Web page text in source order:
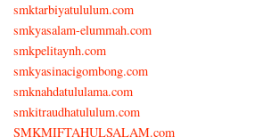
smktarbiyatululum.com
smkyasalam-elummah.com
smkpelitaynh.com
smkyasinacigombong.com
smknahdatululama.com
smkitraudhatululum.com
SMKMIFTAHULSALAM.com